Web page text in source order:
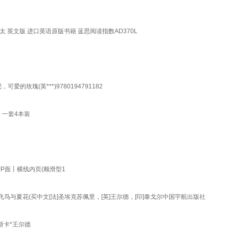
英文版 进口英语原版书籍 蓝思阅读指数AD370L
可爱的玫瑰(英***)9780194791182
一套4本装
面丨横线内页(顺滑型1
与夏花(买中文[法]圣埃克苏佩里，[英]王尔德，[印]泰戈尔中国宇航出版社
卡*王尔德